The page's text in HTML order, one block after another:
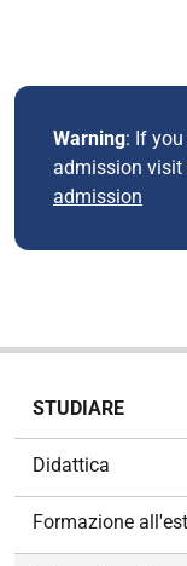
Warning: If
admission visit
admission
STUDIARE
Didattica
Formazione